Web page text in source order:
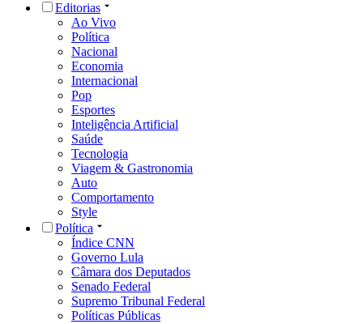
Editorias
Ao Vivo
Política
Nacional
Economia
Internacional
Pop
Esportes
Inteligência Artificial
Saúde
Tecnologia
Viagem & Gastronomia
Auto
Comportamento
Style
Política
Índice CNN
Governo Lula
Câmara dos Deputados
Senado Federal
Supremo Tribunal Federal
Políticas Públicas